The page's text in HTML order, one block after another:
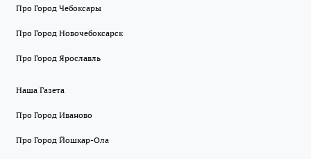
Про Город Чебоксары
Про Город Новочебоксарск
Про Город Ярославль
Наша Газета
Про Город Иваново
Про Город Йошкар-Ола